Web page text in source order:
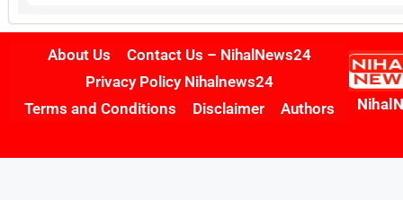
About Us
Contact Us – NihalNews24
Privacy Policy Nihalnews24
Terms and Conditions
Disclaimer Authors